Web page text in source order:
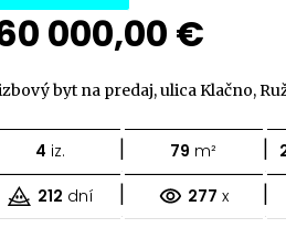
000,00 €
byt na predaj, ulica Klačno,
4 iz. | 79 m² |
212 dní | 277 x |